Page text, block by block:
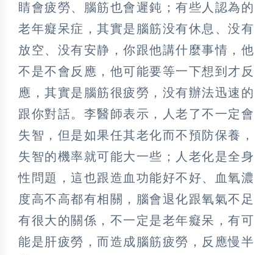
睛會疲勞、腦筋也會遲鈍；有些人認為的
老年癡呆症，其實是腦筋没有休息、没有
放空、没有安静，你跟他講什麼事情，他
不是不會反應，他可能要等一下想到才反
應，其實是腦筋很疲勞，没有辦法迅速的
跟你對話。李醫師表示，人老了不一定會
失智，但是如果任其老化而不預防保養，
失智的機率就可能大一些；人老化是全身
性問題，這也跟造血功能好不好、血氧濃
度高不高都有相關，腦會退化跟氧氣不足
有很大的關係，不一定是老年癡呆，有可
能是肝疲勞，而造成腦筋疲勞，反應慢半